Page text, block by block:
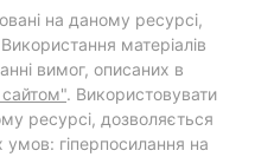
на даному ресурсі,
матеріалів
вимог, описаних в
сайтом". Використовувати
ресурсі, дозволяється
гіперпосилання на